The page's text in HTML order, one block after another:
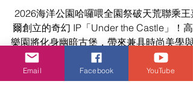
x Under the Castle 聯乘登
場！王嘉爾暗黑古堡極致
驚悚體驗 👻
Email Facebook YouTube